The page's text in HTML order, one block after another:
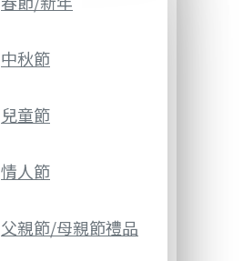
中秋節
兒童節
情人節
父親節/母親節禮品